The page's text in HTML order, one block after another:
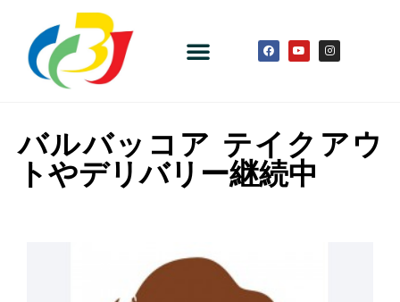
バルバッコア テイクアウ
トやデリバリー継続中